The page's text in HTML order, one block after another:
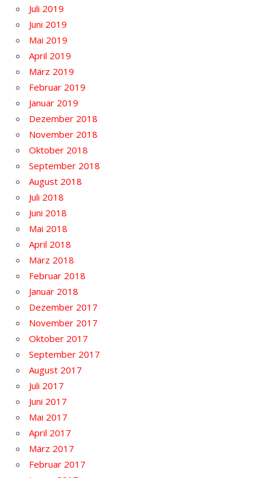
Juli 2019
Juni 2019
Mai 2019
April 2019
März 2019
Februar 2019
Januar 2019
Dezember 2018
November 2018
Oktober 2018
September 2018
August 2018
Juli 2018
Juni 2018
Mai 2018
April 2018
März 2018
Februar 2018
Januar 2018
Dezember 2017
November 2017
Oktober 2017
September 2017
August 2017
Juli 2017
Juni 2017
Mai 2017
April 2017
März 2017
Februar 2017